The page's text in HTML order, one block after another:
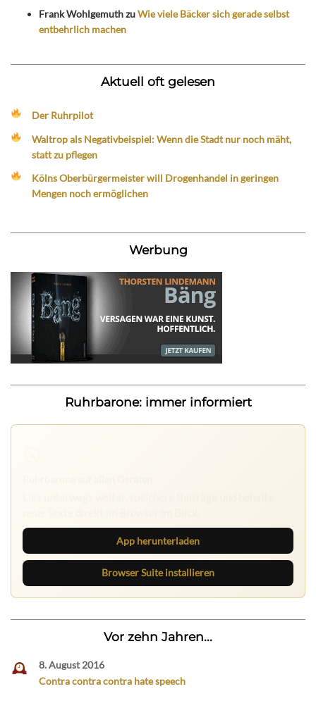
Frank WohlgemuthzuWie viele Bäcker sich gerade selbst
entbehrlich machen
Aktuell oft gelesen
Der Ruhrpilot
Waltrop als Negativbeispiel: Wenn die Stadt nur noch mäht,
statt zu pflegen
Kölns Oberbürgermeister will Drogenhandel in geringen
Mengen noch ermöglichen
Werbung
Ruhrbarone: immer informiert
App herunterladen
Browser Suite installieren
Vor zehn Jahren...
8. August 2016
Contra contra contra hate speech